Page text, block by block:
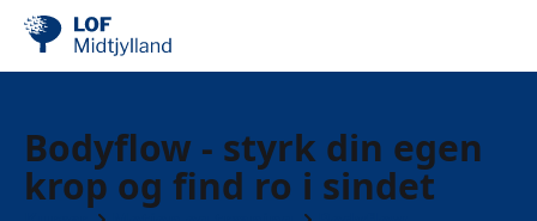
Bodyflow - styrk din egen
krop og find ro i sindet